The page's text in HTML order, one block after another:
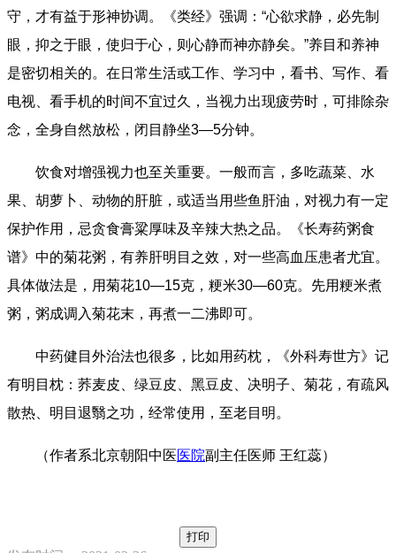
守，才有益于形神协调。《类经》强调：“心欲求静，必先制
眼，抑之于眼，使归于心，则心静而神亦静矣。”养目和养神
是密切相关的。在日常生活或工作、学习中，看书、写作、看
电视、看手机的时间不宜过久，当视力出现疲劳时，可排除杂
念，全身自然放松，闭目静坐3—5分钟。
饮食对增强视力也至关重要。一般而言，多吃蔬菜、水
果、胡萝卜、动物的肝脏，或适当用些鱼肝油，对视力有一定
保护作用，忌贪食膏粱厚味及辛辣大热之品。《长寿药粥食
谱》中的菊花粥，有养肝明目之效，对一些高血压患者尤宜。
具体做法是，用菊花10—15克，粳米30—60克。先用粳米煮
粥，粥成调入菊花末，再煮一二沸即可。
中药健目外治法也很多，比如用药枕，《外科寿世方》记
有明目枕：荞麦皮、绿豆皮、黑豆皮、决明子、菊花，有疏风
散热、明目退翳之功，经常使用，至老目明。
（作者系北京朝阳中医医院副主任医师 王红蕊）
打印